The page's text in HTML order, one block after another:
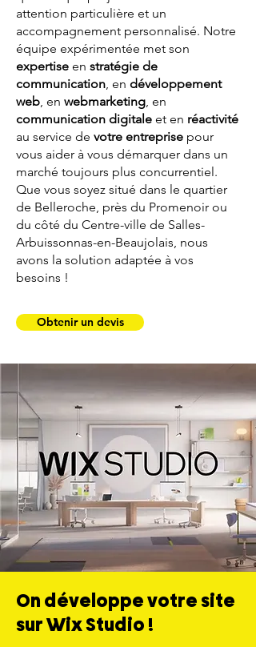
attention particulière et un
accompagnement personnalisé. Notre
équipe expérimentée met son
expertise en stratégie de
communication, en développement
web, en webmarketing, en
communication digitale et en réactivité
au service de votre entreprise pour
vous aider à vous démarquer dans un
marché toujours plus concurrentiel.
Que vous soyez situé dans le quartier
de Belleroche, près du Promenoir ou
du côté du Centre-ville de Salles-
Arbuissonnas-en-Beaujolais, nous
avons la solution adaptée à vos
besoins !
Obtenir un devis
On développe votre site
sur Wix Studio !